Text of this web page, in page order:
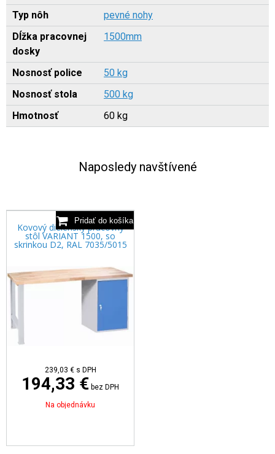
Typ nôh
pevné nohy
Dĺžka pracovnej
dosky
1500mm
Nosnosť police
50 kg
Nosnosť stola
500 kg
Hmotnosť
60 kg
Naposledy navštívené
Kovový dielenský pracovný
stôl VARIANT 1500, so
skrinkou D2, RAL 7035/5015
239,03 € s DPH
194,33 € bez DPH
Na objednávku